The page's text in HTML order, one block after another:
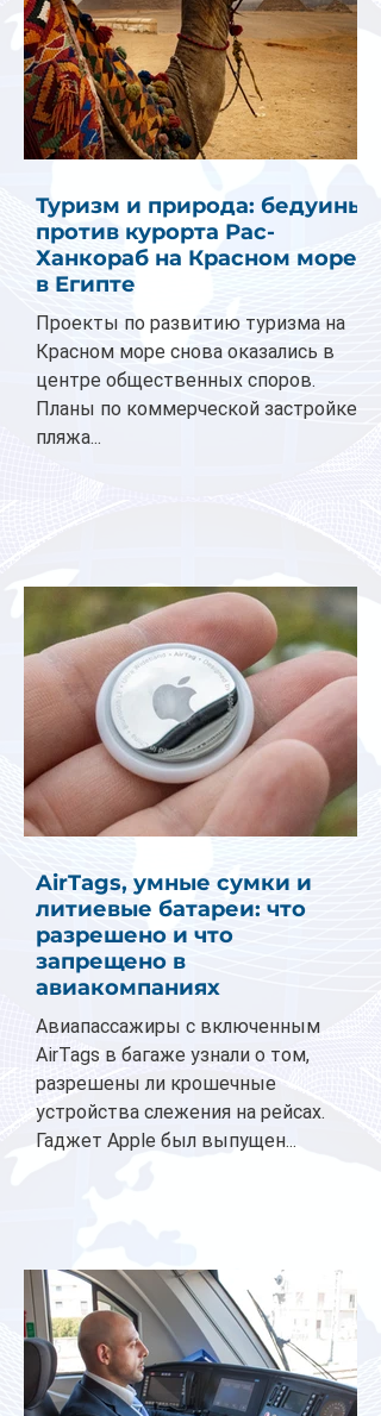
Туризм и природа: бедуины
против курорта Рас-
Ханкораб на Красном море
в Египте
Проекты по развитию туризма на
Красном море снова оказались в
центре общественных споров.
Планы по коммерческой застройке
пляжа...
AirTags, умные сумки и
литиевые батареи: что
разрешено и что
запрещено в
авиакомпаниях
Авиапассажиры с включенным
AirTags в багаже узнали о том,
разрешены ли крошечные
устройства слежения на рейсах.
Гаджет Apple был выпущен...